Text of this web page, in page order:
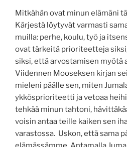
Mitkähän ovat minun elämäni
Kärjestä löytyvät varmasti
muilla: perhe, koulu, työ ja
ovat tärkeitä prioriteetteja
siksi, että arvostamisen myötä
Viidennen Mooseksen kirjan
mieleni päälle sen, miten
ykkösprioriteetti ja vetoaa
tehkää minun tahtoni,
voisin antaa teille kaiken sen
varastossa. Uskon, että sama